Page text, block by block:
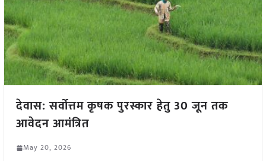
देवास: सर्वोत्तम कृषक पुरस्कार हेतु 30 जून तक
आवेदन आमंत्रित
May 20, 2026